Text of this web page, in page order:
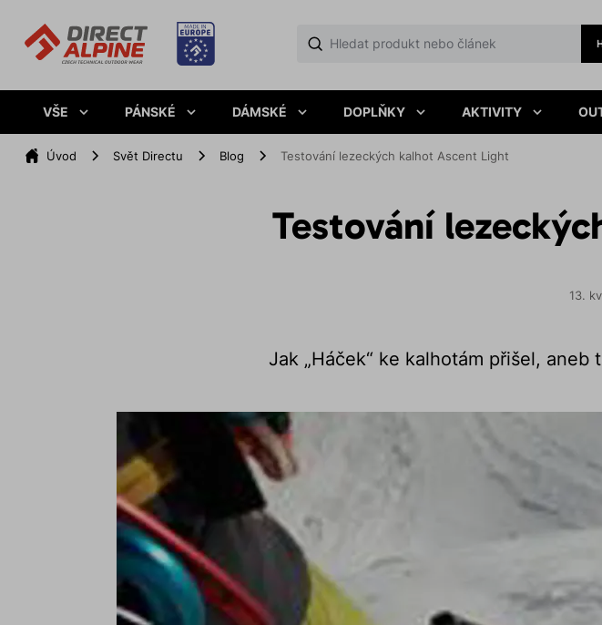
VŠE PÁNSKÉ DÁMSKÉ DOPLŇKY AKTIVITY
Úvod Svět Directu Blog Testování lezeckých kalhot Ascent Light
Testování
13.
Jak „Háček“ ke kalhotám přišel,